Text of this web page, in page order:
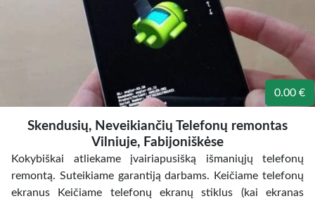
0.00 €
Skendusių, Neveikiančių Telefonų remontas
Vilniuje, Fabijoniškėse
Kokybiškai atliekame įvairiapusišką išmaniųjų telefonų
remontą. Suteikiame garantiją darbams. Keičiame telefonų
ekranus Keičiame telefonų ekranų stiklus (kai ekranas